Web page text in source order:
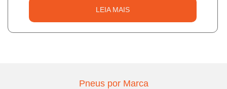
LEIA MAIS
Pneus por Marca